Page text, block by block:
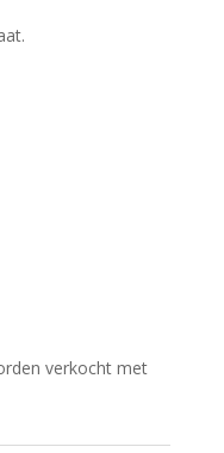
verkocht met